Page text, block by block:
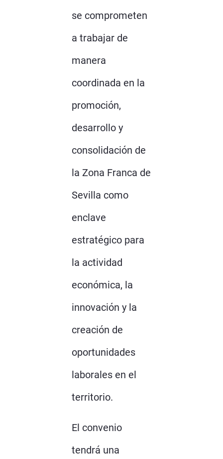
se comprometen
a trabajar de
manera
coordinada en la
promoción,
desarrollo y
consolidación de
la Zona Franca de
Sevilla como
enclave
estratégico para
la actividad
económica, la
innovación y la
creación de
oportunidades
laborales en el
territorio.
El convenio
tendrá una